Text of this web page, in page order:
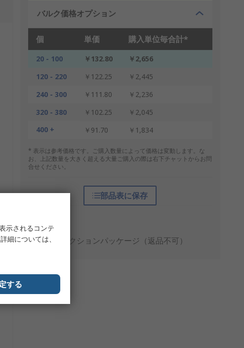
バルク価格オプション
個 単価 購入単位毎合計*
20 - 100 ￥132.80
￥2,656
120 - 220
￥122.25
￥2,445
240 - 300
￥111.80
￥2,236
320 - 380
￥102.25
￥2,045
400 +
￥91.70 ￥1,834
* 表示は参考価格です。ご購入数量によって価格は変動します。な
お、上記数量を大きく超える大量ご購入の際は右下チャットからお問
合せください。
部品表に保存
個包装
プロダクションパッケージ（返品不可）
示されるコンテ
細については、
する